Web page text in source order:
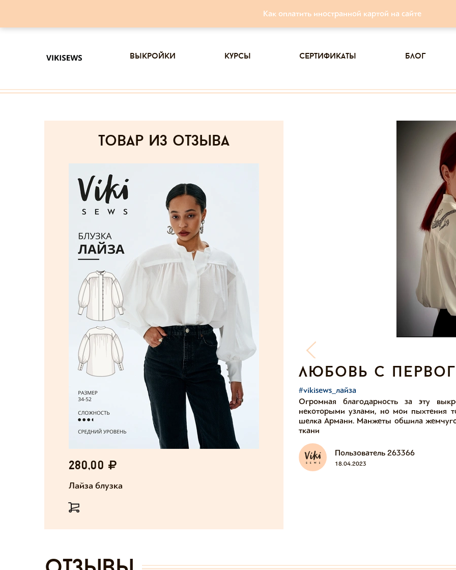
Как оплатить иностранной картой на сайте
выкройки курсы сертификаты блог
товар из отзыва
280,00
Лайза блузка
любовь с
#vikisews_лайза
Огромная благодарность за эту
некоторыми узлами, но мои пыхтения
шелка Армани. Манжеты обшила
ткани
Пользователь 263366
18.04.2023